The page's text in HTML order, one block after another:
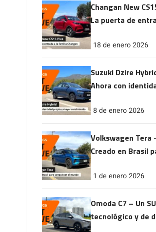
Changan New
La puerta de
18 de enero 2026
Suzuki Dzire
Ahora con
rendimiento
8 de enero 2026
Volkswagen Tera
Creado en Brasil
1 de enero 2026
Omoda C7 – Un
tecnológico y de